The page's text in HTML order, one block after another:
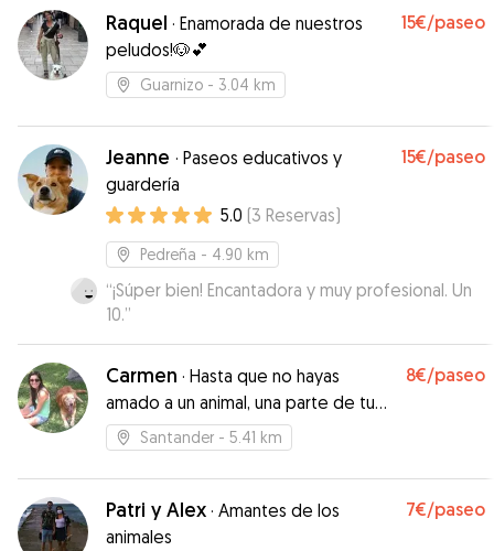
Raquel · Enamorada de nuestros
peludos!🐶💕
15€/paseo
Guarnizo - 3.04 km
Jeanne · Paseos educativos y
guardería
15€/paseo
5.0 (3 Reservas)
Pedreña - 4.90 km
“¡Súper bien! Encantadora y muy profesional. Un
10.”
Carmen · Hasta que no hayas
amado a un animal, una parte de tu
alma permanecerá dormida.
8€/paseo
Santander - 5.41 km
Patri y Alex · Amantes de los
animales
7€/paseo